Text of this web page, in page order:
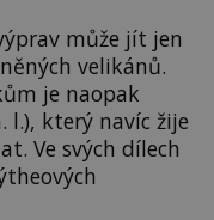
může jít jen
velikánů.
je naopak
l.), který navíc žije
Ve svých dílech